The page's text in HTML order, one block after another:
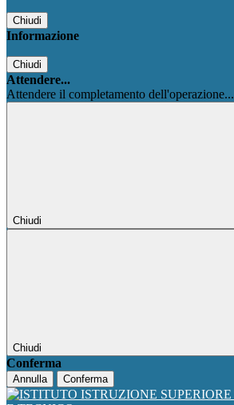
Chiudi
Informazione
Chiudi
Attendere...
Attendere il completamento dell'operazione...
Chiudi
Chiudi
Conferma
Annulla Conferma